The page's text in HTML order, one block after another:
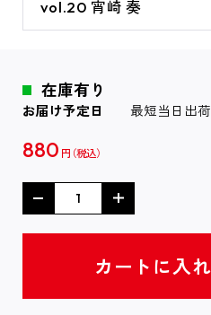
vol.20 宵崎 奏
在庫有り
お届け予定日 最短当日出荷
880 円